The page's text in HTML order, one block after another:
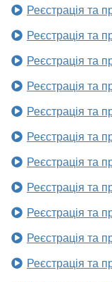
Реєстрація та
Реєстрація та
Реєстрація та
Реєстрація та
Реєстрація та
Реєстрація та
Реєстрація та
Реєстрація та
Реєстрація та
Реєстрація та
Реєстрація та